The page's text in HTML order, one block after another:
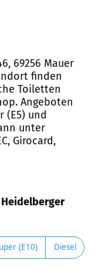
69256 Mauer
finden
Toiletten
Angeboten
(E5) und
unter
Girocard,
(E10) Diesel